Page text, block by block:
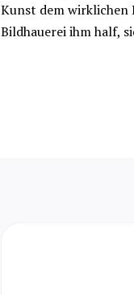
Kunst dem wirklichen
Bildhauerei ihm half,